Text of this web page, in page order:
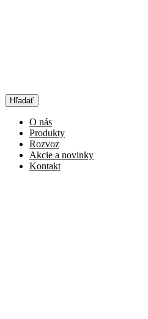
Hľadať
O nás
Produkty
Rozvoz
Akcie a novinky
Kontakt